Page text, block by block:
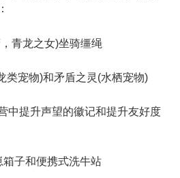
青龙之女)坐骑缰绳
宠物)和矛盾之灵(水栖宠物)
中提升声望的徽记和提升友好度
子和便携式洗牛站